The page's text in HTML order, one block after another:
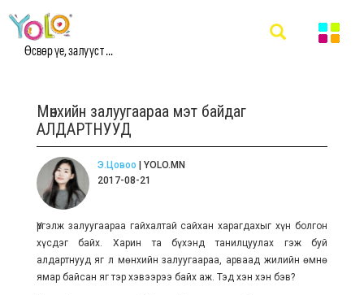
Өсвөр үе, залууст ...
Мөнхийн залуугаараа мэт байдаг
АЛДАРТНУУД
Э.Цовоо | YOLO.MN
2017-08-21
Үргэлж залуугаараа гайхалтай сайхан харагдахыг хүн болгон
хүсдэг байх. Харин та бүхэнд танилцуулах гэж буй
алдартнууд яг л мөнхийн залуугаараа, арваад жилийн өмнө
ямар байсан яг тэр хэвээрээ байх аж. Тэд хэн хэн бэв?